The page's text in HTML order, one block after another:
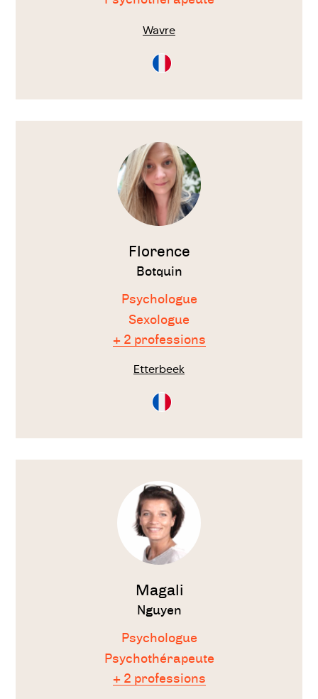
Wavre
Consultation
en
Voir
Florence
Botquin
Psychologue
Sexologue
+ 2 professions
Etterbeek
Consultation
en
Voir
Magali
Nguyen
Psychologue
Psychothérapeute
+ 2 professions